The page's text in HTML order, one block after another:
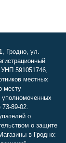
Гродно, ул.
УНП 591051746,
местных
месту
уполномоченных
73-89-02.
о
о защите
в Гродно: